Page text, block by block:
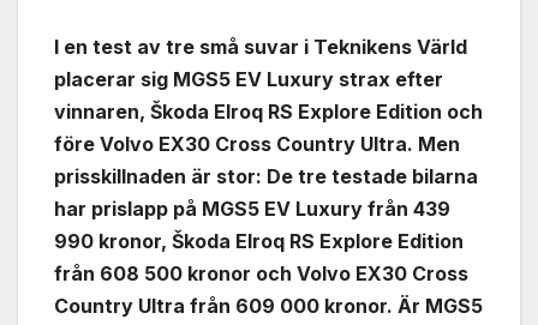
I en test av tre små suvar i Teknikens Värld
placerar sig MGS5 EV Luxury strax efter
vinnaren, Škoda Elroq RS Explore Edition och
före Volvo EX30 Cross Country Ultra. Men
prisskillnaden är stor: De tre testade bilarna
har prislapp på MGS5 EV Luxury från 439
990 kronor, Škoda Elroq RS Explore Edition
från 608 500 kronor och Volvo EX30 Cross
Country Ultra från 609 000 kronor. Är MGS5